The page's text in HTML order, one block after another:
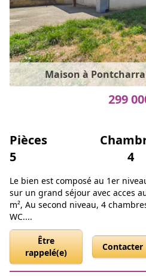
Maison à Pontcharra
299
Pièces
5
4
Le bien est composé au 1er
sur un grand séjour avec acces
m², Au second niveau, 4
WC....
Être
rappelé(e)
Contacter